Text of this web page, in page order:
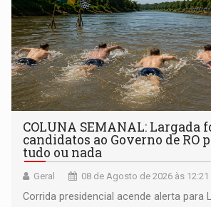
COLUNA SEMANAL: Largada
candidatos ao Governo de RO
tudo ou nada
Geral 08 de Agosto de 2026 às 12:21
Corrida presidencial acende alerta para